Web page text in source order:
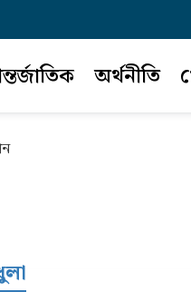
অর্থনীতি